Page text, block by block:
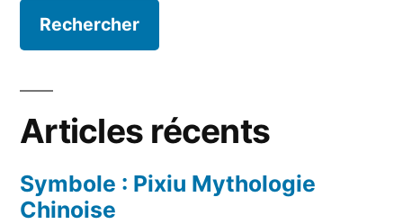
Articles récents
Symbole : Pixiu Mythologie
Chinoise